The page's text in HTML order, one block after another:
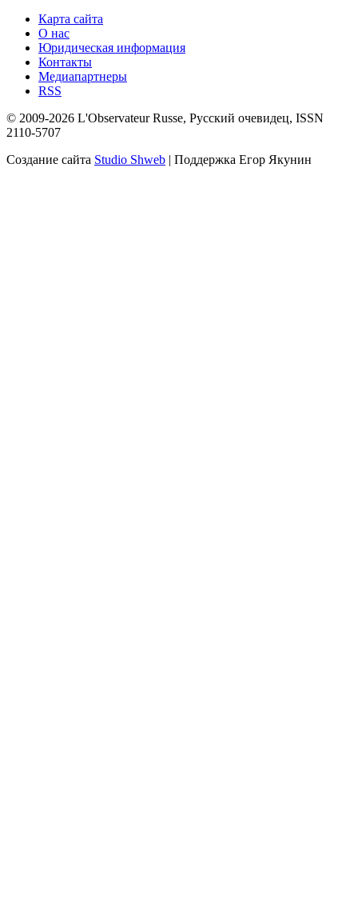
Карта сайта
О нас
Юридическая информация
Контакты
Медиапартнеры
RSS
© 2009-2026 L'Observateur Russe, Русский очевидец, ISSN
2110-5707
Создание сайта Studio Shweb | Поддержка Егор Якунин